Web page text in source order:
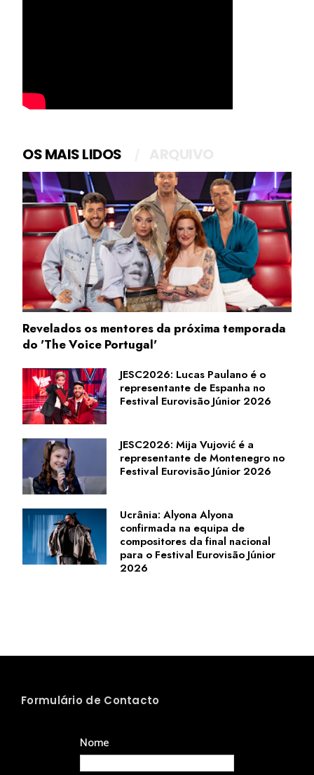
OS MAIS LIDOS
Revelados os mentores da próxima temporada
do 'The Voice Portugal'
JESC2026: Lucas Paulano é o
representante de Espanha no
Festival Eurovisão Júnior 2026
JESC2026: Mija Vujović é a
representante de Montenegro no
Festival Eurovisão Júnior 2026
Ucrânia: Alyona Alyona
confirmada na equipa de
compositores da final nacional
para o Festival Eurovisão Júnior
2026
Formulário de Contacto
Nome